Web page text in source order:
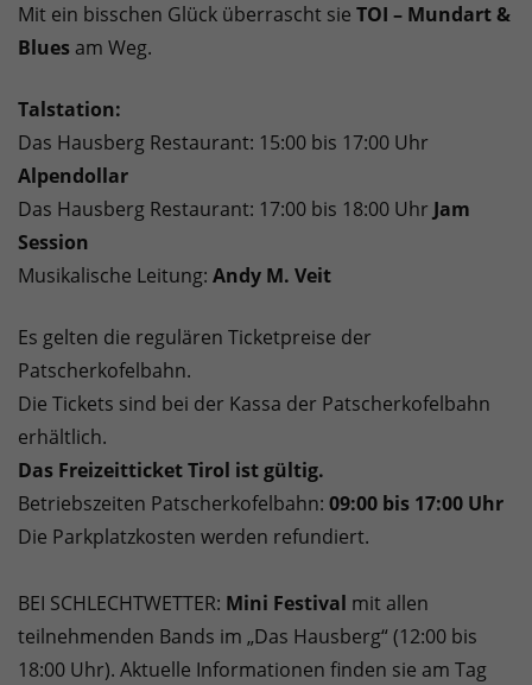
Mit ein bisschen Glück überrascht sie TOI – Mundart &
Blues am Weg.
Talstation:
Das Hausberg Restaurant: 15:00 bis 17:00 Uhr
Alpendollar
Das Hausberg Restaurant: 17:00 bis 18:00 Uhr Jam
Session
Musikalische Leitung: Andy M. Veit
Es gelten die regulären Ticketpreise der
Patscherkofelbahn.
Die Tickets sind bei der Kassa der Patscherkofelbahn
erhältlich.
Das Freizeitticket Tirol ist gültig.
Betriebszeiten Patscherkofelbahn: 09:00 bis 17:00 Uhr
Die Parkplatzkosten werden refundiert.
BEI SCHLECHTWETTER: Mini Festival mit allen
teilnehmenden Bands im „Das Hausberg“ (12:00 bis
18:00 Uhr). Aktuelle Informationen finden sie am Tag